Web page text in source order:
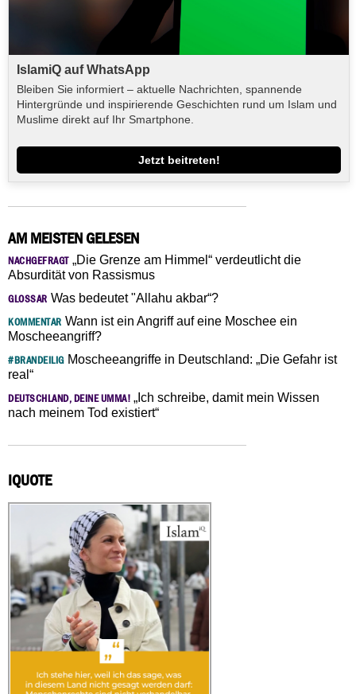
IslamiQ auf WhatsApp
Bleiben Sie informiert – aktuelle Nachrichten, spannende
Hintergründe und inspirierende Geschichten rund um Islam und
Muslime direkt auf Ihr Smartphone.
Jetzt beitreten!
AM MEISTEN GELESEN
NACHGEFRAGT„Die Grenze am Himmel“ verdeutlicht die
Absurdität von Rassismus
GLOSSAR Was bedeutet "Allahu akbar“?
KOMMENTAR Wann ist ein Angriff auf eine Moschee ein
Moscheeangriff?
#BRANDEILIGMoscheeangriffe in Deutschland: „Die Gefahr ist
real“
DEUTSCHLAND, DEINE UMMA! „Ich schreibe, damit mein Wissen
nach meinem Tod existiert“
IQUOTE